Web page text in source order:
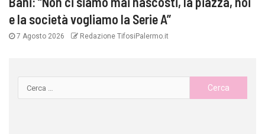
e la società vogliamo la Serie A”
7 Agosto 2026 Redazione TifosiPalermo.it